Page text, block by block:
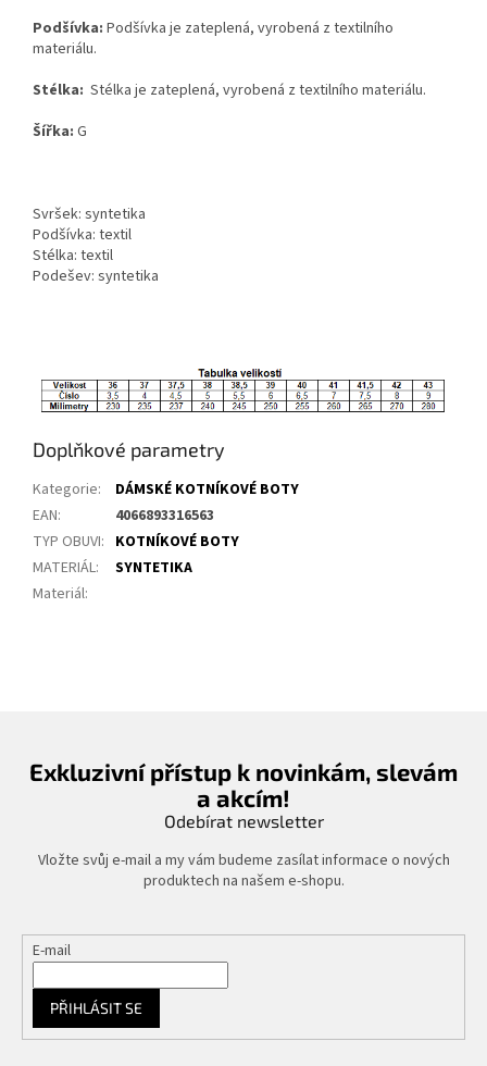
Podšívka: Podšívka je zateplená, vyrobená z textilního
materiálu.
Stélka: Stélka je zateplená, vyrobená z textilního materiálu.
Šířka: G
Svršek: syntetika
Podšívka: textil
Stélka: textil
Podešev: syntetika
Doplňkové parametry
Kategorie:
DÁMSKÉ KOTNÍKOVÉ BOTY
EAN:
4066893316563
TYP OBUVI: KOTNÍKOVÉ BOTY
MATERIÁL:
SYNTETIKA
Materiál:
Exkluzivní přístup k novinkám, slevám
a akcím!
Odebírat newsletter
Vložte svůj e-mail a my vám budeme zasílat informace o nových
produktech na našem e-shopu.
E-mail
PŘIHLÁSIT SE